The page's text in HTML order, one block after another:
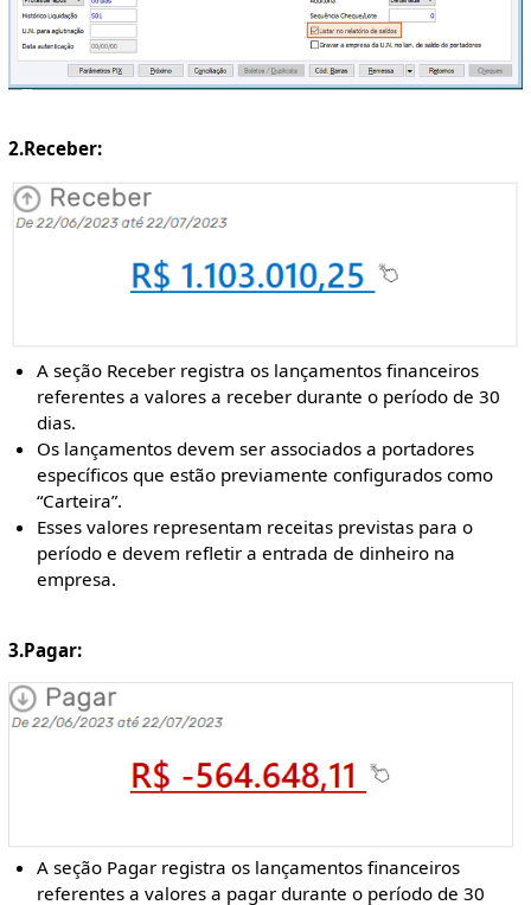
2.Receber:
A seção Receber registra os lançamentos financeiros
referentes a valores a receber durante o período de 30
dias.
Os lançamentos devem ser associados a portadores
específicos que estão previamente configurados como
“Carteira”.
Esses valores representam receitas previstas para o
período e devem refletir a entrada de dinheiro na
empresa.
3.Pagar:
A seção Pagar registra os lançamentos financeiros
referentes a valores a pagar durante o período de 30